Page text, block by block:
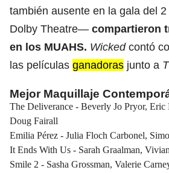
también ausente en la gala del 2
Dolby Theatre— compartieron
en los MUAHS. Wickedcontó
las películas ganadoras junto a
Mejor Maquillaje
The Deliverance - Beverly Jo Pryor, Eric
Doug Fairall
Emilia Pérez - Julia Floch Carbonel,
It Ends With Us - Sarah Graalman,
Smile 2 - Sasha Grossman, Valerie